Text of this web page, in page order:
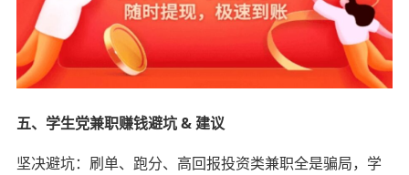
五、学生党兼职赚钱避坑 & 建议
坚决避坑：刷单、跑分、高回报投资类兼职全是骗局，学